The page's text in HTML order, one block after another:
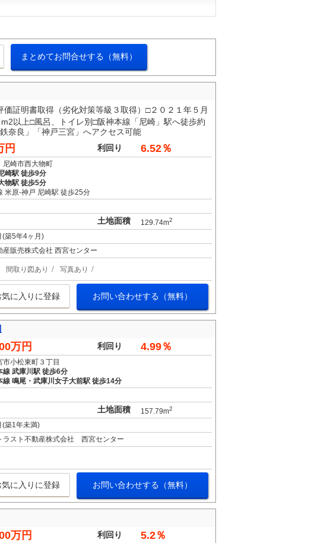
まとめてお問合せする（無料）
証明書取得（劣化対策等級３取得）□２０２１年５月
以上□風呂、トイレ別□阪神本線「尼崎」駅へ徒歩約
奈良」「神戸三宮」へアクセス可能
円 利回り 6.52％
崎市西大物町
崎駅 徒歩9分
物駅 徒歩5分
米原-神戸 尼崎駅 徒歩25分
土地面積 129.74m2
(築5年4ヶ月)
産販売株式会社 西宮センター
間取り図あり 写真あり
気に入りに登録 お問い合わせする（無料）
万円 利回り 4.99％
市小松東町３丁目
線 武庫川駅 徒歩6分
線 鳴尾・武庫川女子大前駅 徒歩14分
土地面積 157.79m2
(築1年未満)
ラスト不動産株式会社 西宮センター
気に入りに登録 お問い合わせする（無料）
万円 利回り 5.2％